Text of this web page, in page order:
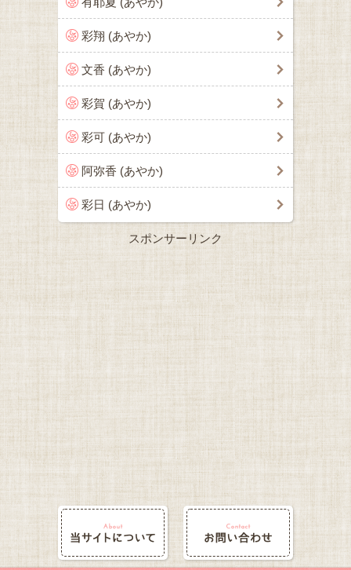
彩翔 (あやか)
文香 (あやか)
彩賀 (あやか)
彩可 (あやか)
阿弥香 (あやか)
彩日 (あやか)
スポンサーリンク